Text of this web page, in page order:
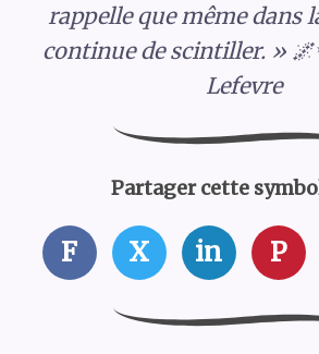
rappelle que même dans
continue de scintiller. »
Lefevre
Partager cette
F X in P